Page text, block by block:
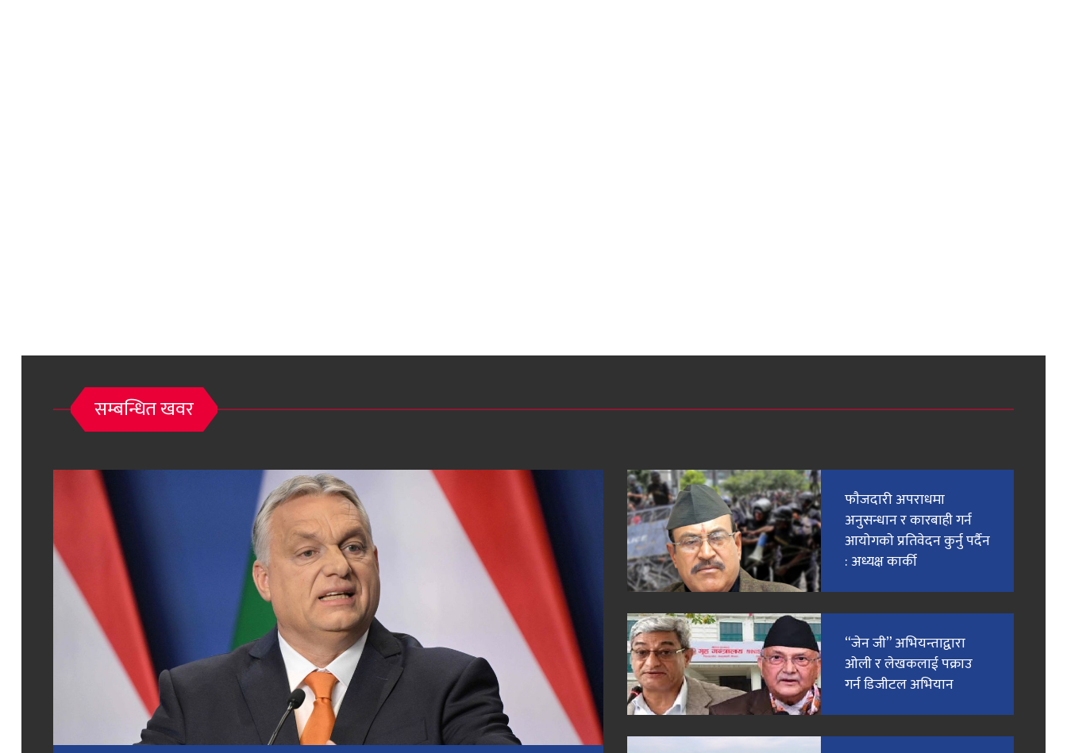
सम्बन्धित खवर
फाैजदारी अपराधमा
अनुसन्धान र कारबाही गर्न
आयाेगकाे प्रतिवेदन कुर्नु पर्दैन
: अध्यक्ष कार्की
“जेन जी” अभियन्ताद्वारा
ओली र लेखकलाई पक्राउ
गर्न डिजीटल अभियान